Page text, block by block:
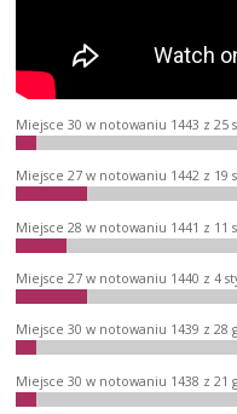
Miejsce 30 w notowaniu 1443 z 25
Miejsce 27 w notowaniu 1442 z 19
Miejsce 28 w notowaniu 1441 z 11
Miejsce 27 w notowaniu 1440 z 4
Miejsce 30 w notowaniu 1439 z
Miejsce 30 w notowaniu 1438 z